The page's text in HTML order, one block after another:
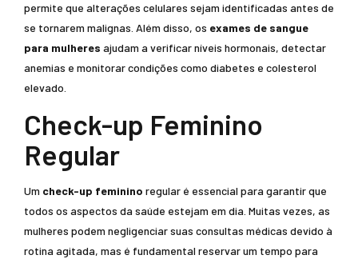
permite que alterações celulares sejam identificadas antes de
se tornarem malignas. Além disso, os exames de sangue
para mulheres ajudam a verificar níveis hormonais, detectar
anemias e monitorar condições como diabetes e colesterol
elevado.
Check-up Feminino
Regular
Um check-up feminino regular é essencial para garantir que
todos os aspectos da saúde estejam em dia. Muitas vezes, as
mulheres podem negligenciar suas consultas médicas devido à
rotina agitada, mas é fundamental reservar um tempo para